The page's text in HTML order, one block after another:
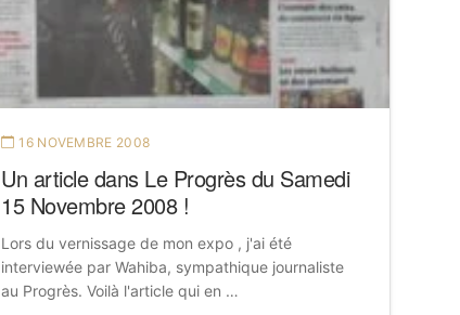
16 NOVEMBRE 2008
Un article dans Le Progrès du Samedi
15 Novembre 2008 !
Lors du vernissage de mon expo , j'ai été
interviewée par Wahiba, sympathique journaliste
au Progrès. Voilà l'article qui en …